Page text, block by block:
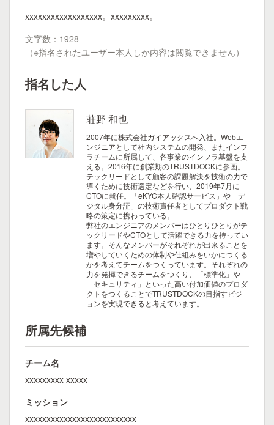
xxxxxxxxxxxxxxxxxx。xxxxxxxxx。
文字数：1928
（※指名されたユーザー本人しか内容は閲覧できません）
指名した人
荘野 和也
2007年に株式会社ガイアックスへ入社。Webエ
ンジニアとして社内システムの開発、またインフ
ラチームに所属して、各事業のインフラ基盤を支
える。2016年に創業期のTRUSTDOCKに参画。
テックリードとして顧客の課題解決を技術の力で
導くために技術選定などを行い、2019年7月に
CTOに就任。「eKYC本人確認サービス」や「デ
ジタル身分証」の技術責任者としてプロダクト戦
略の策定に携わっている。
弊社のエンジニアのメンバーはひとりひとりがテ
ックリードやCTOとして活躍できる力を持ってい
ます。そんなメンバーがそれぞれが出来ることを
増やしていくための体制や仕組みをいかにつくる
かを考えてチームをつくっています。それぞれの
力を発揮できるチームをつくり、「標準化」や
「セキュリティ」といった高い付加価値のプロダ
クトをつくることでTRUSTDOCKの目指すビジ
ョンを実現できると考えています。
所属先候補
チーム名
xxxxxxxxx xxxxx
ミッション
xxxxxxxxxxxxxxxxxxxxxxxxxx